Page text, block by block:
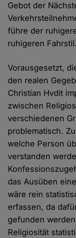
Gebot der
führe der
ruhigeren Fahrstil.
Vorausgesetzt,
den realen
Christian Hvdit
zwischen
verschiedenen
problematisch.
welche Person
verstanden
das Ausüben
wäre rein
erfassen, da
gefunden
Religiosität